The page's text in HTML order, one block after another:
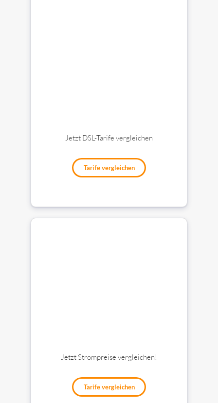
Jetzt DSL-Tarife vergleichen
Tarife vergleichen
Jetzt Strompreise vergleichen!
Tarife vergleichen